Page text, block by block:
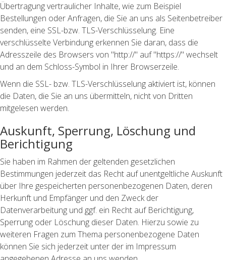
Übertragung vertraulicher Inhalte, wie zum Beispiel
Bestellungen oder Anfragen, die Sie an uns als Seitenbetreiber
senden, eine SSL-bzw. TLS-Verschlüsselung. Eine
verschlüsselte Verbindung erkennen Sie daran, dass die
Adresszeile des Browsers von "http://" auf "https://" wechselt
und an dem Schloss-Symbol in Ihrer Browserzeile.
Wenn die SSL- bzw. TLS-Verschlüsselung aktiviert ist, können
die Daten, die Sie an uns übermitteln, nicht von Dritten
mitgelesen werden.
Auskunft, Sperrung, Löschung und
Berichtigung
Sie haben im Rahmen der geltenden gesetzlichen
Bestimmungen jederzeit das Recht auf unentgeltliche Auskunft
über Ihre gespeicherten personenbezogenen Daten, deren
Herkunft und Empfänger und den Zweck der
Datenverarbeitung und ggf. ein Recht auf Berichtigung,
Sperrung oder Löschung dieser Daten. Hierzu sowie zu
weiteren Fragen zum Thema personenbezogene Daten
können Sie sich jederzeit unter der im Impressum